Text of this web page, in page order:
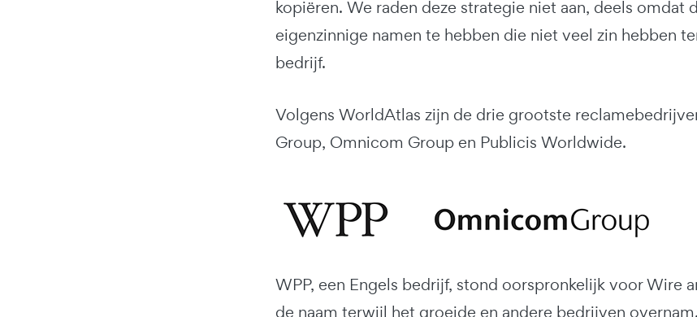
kopiëren. We raden deze strategie niet aan, deels
eigenzinnige namen te hebben die niet veel zin hebben
bedrijf.
Volgens WorldAtlas zijn de drie grootste
Group, Omnicom Group en Publicis Worldwide.
WPP, een Engels bedrijf, stond oorspronkelijk voor Wire
de naam terwijl het groeide en andere bedrijven